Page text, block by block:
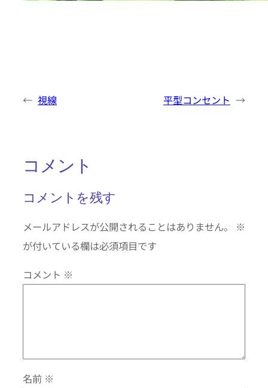
← 視線 平型コンセント →
コメント
コメントを残す
メールアドレスが公開されることはありません。
※
が付いている欄は必須項目です
コメント ※
名前 ※